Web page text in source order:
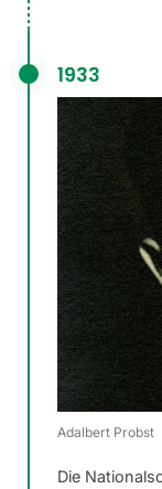
1933
Adalbert Probst
Die